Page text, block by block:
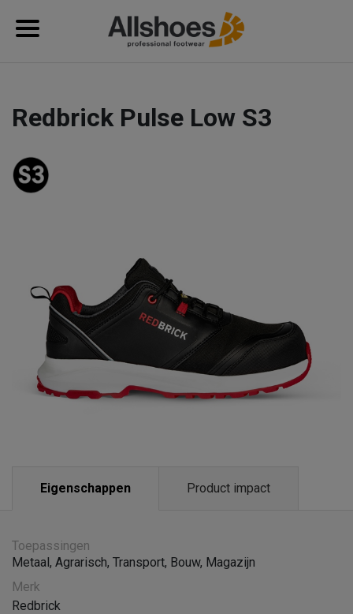
Redbrick Pulse Low S3
Eigenschappen Product impact
Toepassingen
Metaal, Agrarisch, Transport, Bouw, Magazijn
Merk
Redbrick